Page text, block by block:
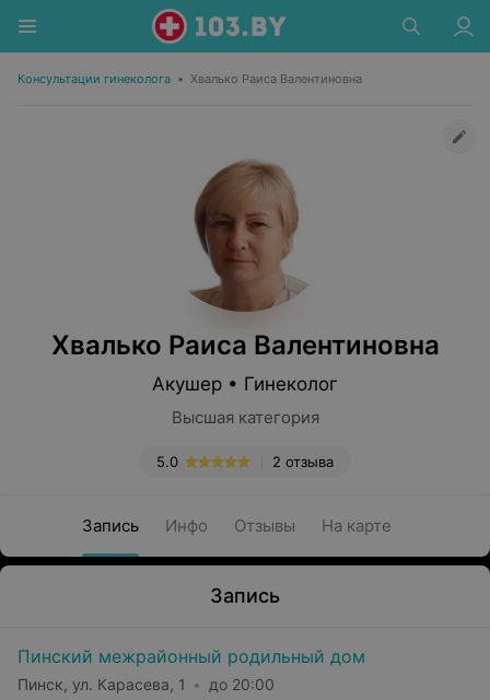
Консультации гинеколога • Хвалько Раиса Валентиновна
Хвалько Раиса Валентиновна
Акушер • Гинеколог
Высшая категория
2 отзыва
5.0
Запись Инфо Отзывы На карте
Запись
Пинский межрайонный родильный дом
Пинск, ул. Карасева, 1 до 20:00